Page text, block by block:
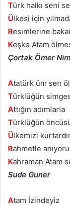
Türk halkı seni
Ülkesi için
Resimlerine
Keşke Atam
Çortak Ömer
Atatürk üm sen
Türklüğün
Attığın adımlarla
Türklüğün
Ülkemizi
Rahmetle
Kahraman Atam
Sude Guner
Atam İzindeyiz